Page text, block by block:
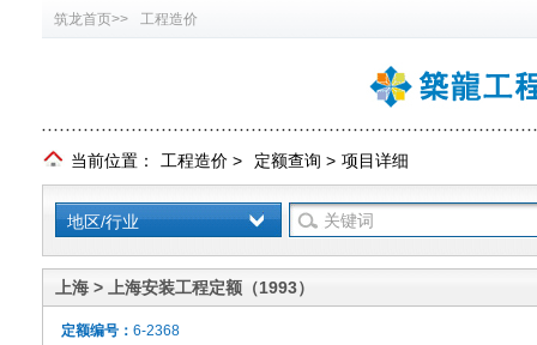
筑龙首页>> 工程造价
当前位置： 工程造价 > 定额查询 > 项目详细
地区/行业
上海 > 上海安装工程定额（1993）
定额编号： 6-2368